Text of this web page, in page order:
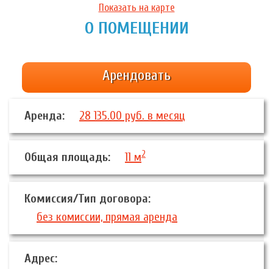
Показать на карте
О ПОМЕЩЕНИИ
Арендовать
Аренда: 28 135.00 руб. в месяц
Общая площадь: 11 м2
Комиссия/Тип договора:
без комиссии, прямая аренда
Адрес: